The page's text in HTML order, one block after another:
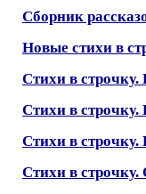
Сборник
Новые стихи в
Стихи в
Стихи в строчку.
Стихи в строчку.
Стихи в